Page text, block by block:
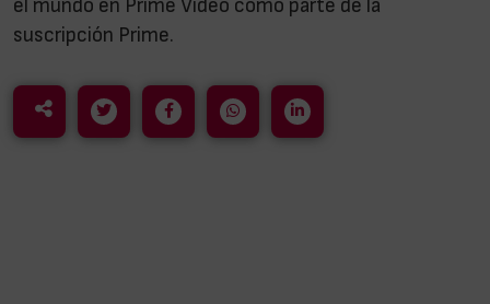
el mundo en Prime Video como parte de la
suscripción Prime.